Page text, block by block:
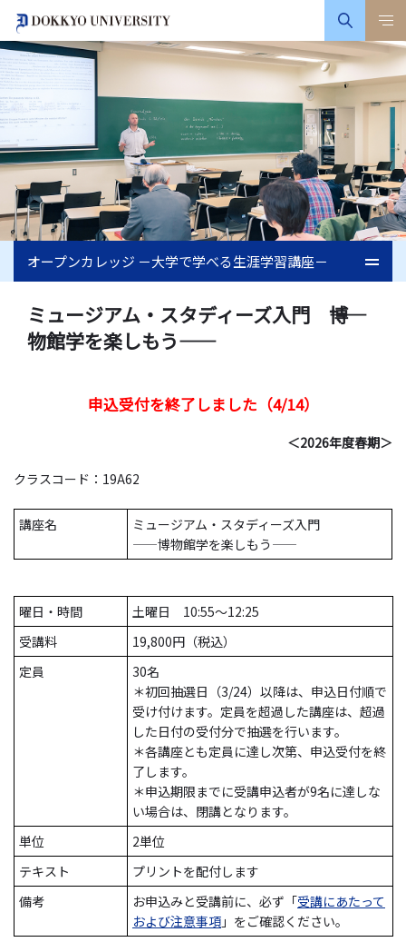
オープンカレッジ －大学で学べる生涯学習講座－
ミュージアム・スタディーズ入門 ――博
物館学を楽しもう――
申込受付を終了しました（4/14）
＜2026年度春期＞
クラスコード：19A62
講座名
ミュージアム・スタディーズ入門
――博物館学を楽しもう――
曜日・時間
土曜日 10:55～12:25
受講料
19,800円（税込）
定員
30名
＊初回抽選日（3/24）以降は、申込日付順で
受け付けます。定員を超過した講座は、超過
した日付の受付分で抽選を行います。
＊各講座とも定員に達し次第、申込受付を終
了します。
＊申込期限までに受講申込者が9名に達しな
い場合は、閉講となります。
単位
2単位
テキスト
プリントを配付します
備考
お申込みと受講前に、必ず「受講にあたって
および注意事項 」をご確認ください。